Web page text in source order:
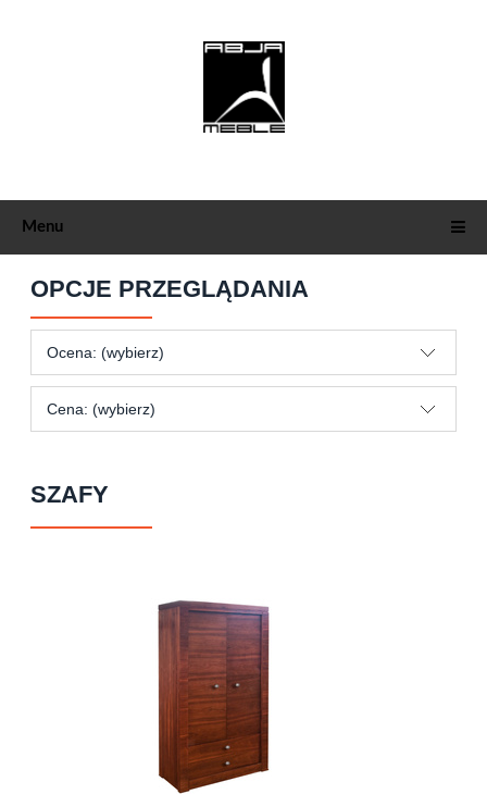
Menu
OPCJE PRZEGLĄDANIA
Ocena: (wybierz)
Cena: (wybierz)
SZAFY